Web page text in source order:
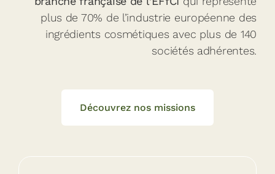
plus de 70% de l’industrie européenne des
ingrédients cosmétiques avec plus de 140
sociétés adhérentes.
Découvrez nos missions